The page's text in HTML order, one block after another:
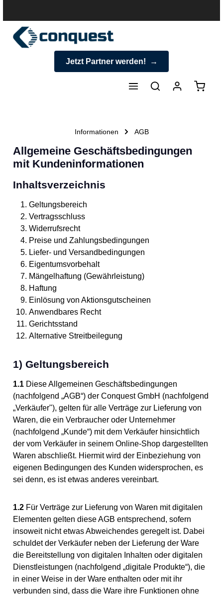
Jetzt Partner werden!
Informationen AGB
Allgemeine Geschäftsbedingungen
mit Kundeninformationen
Inhaltsverzeichnis
Geltungsbereich
Vertragsschluss
Widerrufsrecht
Preise und Zahlungsbedingungen
Liefer- und Versandbedingungen
Eigentumsvorbehalt
Mängelhaftung (Gewährleistung)
Haftung
Einlösung von Aktionsgutscheinen
Anwendbares Recht
Gerichtsstand
Alternative Streitbeilegung
1) Geltungsbereich
1.1 Diese Allgemeinen Geschäftsbedingungen
(nachfolgend „AGB“) der Conquest GmbH (nachfolgend
„Verkäufer"), gelten für alle Verträge zur Lieferung von
Waren, die ein Verbraucher oder Unternehmer
(nachfolgend „Kunde“) mit dem Verkäufer hinsichtlich
der vom Verkäufer in seinem Online-Shop dargestellten
Waren abschließt. Hiermit wird der Einbeziehung von
eigenen Bedingungen des Kunden widersprochen, es
sei denn, es ist etwas anderes vereinbart.
1.2 Für Verträge zur Lieferung von Waren mit digitalen
Elementen gelten diese AGB entsprechend, sofern
insoweit nicht etwas Abweichendes geregelt ist. Dabei
schuldet der Verkäufer neben der Lieferung der Ware
die Bereitstellung von digitalen Inhalten oder digitalen
Dienstleistungen (nachfolgend „digitale Produkte“), die
in einer Weise in der Ware enthalten oder mit ihr
verbunden sind, dass die Ware ihre Funktionen ohne